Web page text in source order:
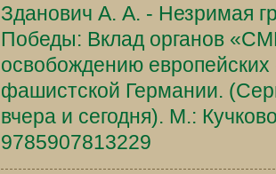
Зданович А. А. - Незримая
Победы: Вклад органов
освобождению европейских
фашистской Германии.
вчера и сегодня). М.:
9785907813229